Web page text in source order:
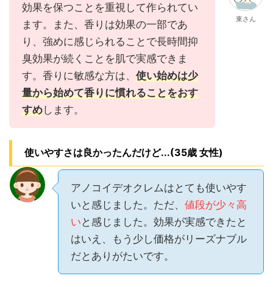
効果を保つことを重視して作られてい
ます。また、香りは効果の一部であ
り、強めに感じられることで長時間抑
臭効果が続くことを肌で実感できま
す。香りに敏感な方は、 使い始めは少
量から始めて香りに慣れることをおす
すめします。
東さん
使いやすさは良かったんだけど...(35歳 女性)
アノコイデオクレムはとても使いやす
いと感じました。ただ、 値段が少々高
い と感じました。効果が実感できたと
はいえ、もう少し価格がリーズナブル
だとありがたいです。